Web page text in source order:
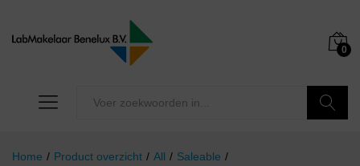
0
Home / Product overzicht / All / Saleable /